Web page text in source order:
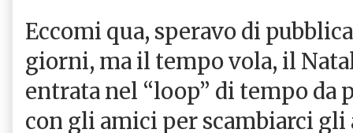
Eccomi qua, speravo di
giorni, ma il tempo vola, il
entrata nel “loop” di tempo da
con gli amici per scambiarci